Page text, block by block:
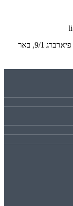
פיארברג 9/1, באר